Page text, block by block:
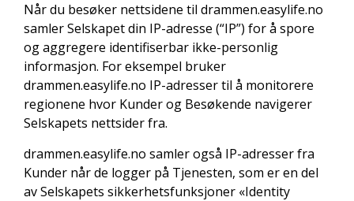
Når du besøker nettsidene til drammen.easylife.no
samler Selskapet din IP-adresse (“IP”) for å spore
og aggregere identifiserbar ikke-personlig
informasjon. For eksempel bruker
drammen.easylife.no IP-adresser til å monitorere
regionene hvor Kunder og Besøkende navigerer
Selskapets nettsider fra.
drammen.easylife.no samler også IP-adresser fra
Kunder når de logger på Tjenesten, som er en del
av Selskapets sikkerhetsfunksjoner «Identity